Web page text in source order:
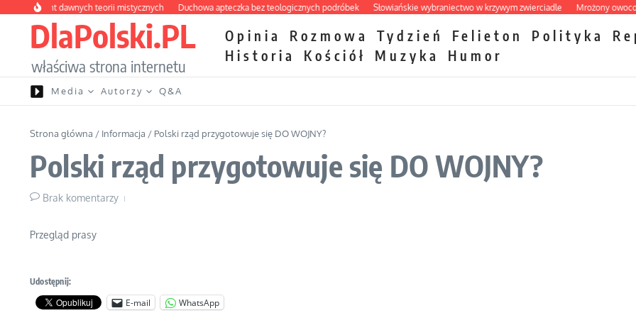
Przejdź do treści
labirynt dawnych teorii mistycznych Duchowa apteczka bez teologicznych podróbek Słowiańskie wybraniectwo w krzywym zwierciadle Mrożony owocowy
DlaPolski.PL
właściwa strona internetu
Opinia Rozmowa Tydzień Felieton Polityka
Historia
Kościół Muzyka Humor
Media Autorzy Q&A
Strona główna / Informacja / Polski rząd przygotowuje się DO WOJNY?
Polski rząd przygotowuje się DO WOJNY?
Brak komentarzy
Przegląd prasy
Udostępnij:
E-mail WhatsApp